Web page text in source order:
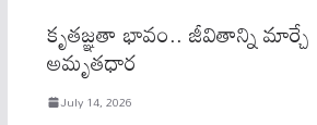
కృతజ్ఞతా భావం.. జీవితాన్ని మార్చే
అమృతధార
July 14, 2026